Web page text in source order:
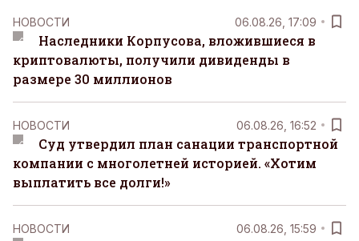
НОВОСТИ 06.08.26, 17:09
Наследники Корпусова, вложившиеся в
криптовалюты, получили дивиденды в
размере 30 миллионов
НОВОСТИ 06.08.26, 16:52
Суд утвердил план санации транспортной
компании с многолетней историей. «Хотим
выплатить все долги!»
НОВОСТИ 06.08.26, 15:59